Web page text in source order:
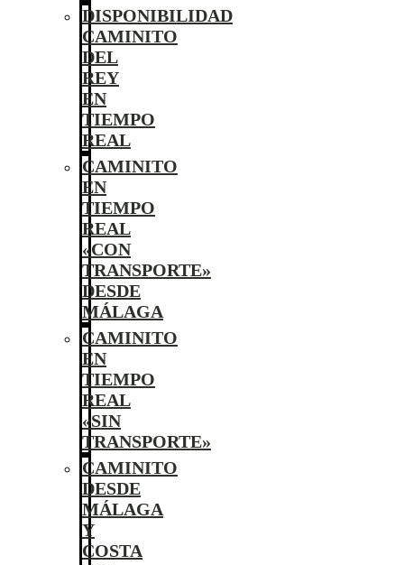
DISPONIBILIDAD
CAMINITO
DEL
REY
EN
TIEMPO
REAL
CAMINITO
EN
TIEMPO
REAL
«CON
TRANSPORTE»
DESDE
MÁLAGA
CAMINITO
EN
TIEMPO
REAL
«SIN
TRANSPORTE»
CAMINITO
DESDE
MÁLAGA
Y
COSTA